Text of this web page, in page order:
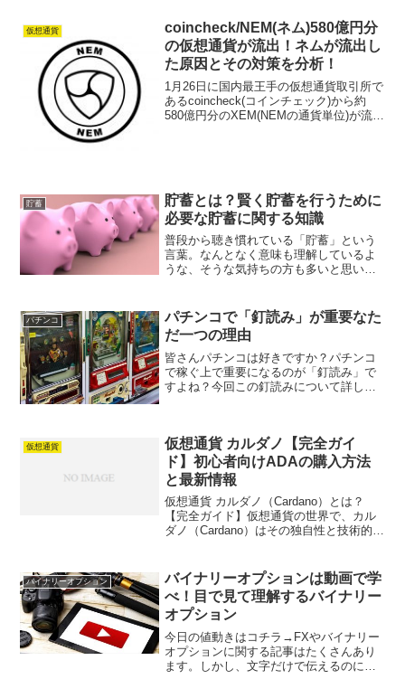
れば、まだまだトレンドは続いていくか
も、ここで反転する可能...
仮想通貨
coincheck/NEM(ネム)580億円分
の仮想通貨が流出！ネムが流出し
た原因とその対策を分析！
1月26日に国内最王手の仮想通貨取引所で
あるcoincheck(コインチェック)から約
580億円分のXEM(NEMの通貨単位)が流出
貯蓄
貯蓄とは？賢く貯蓄を行うために
必要な貯蓄に関する知識
普段から聴き慣れている「貯蓄」という
言葉。なんとなく意味も理解しているよ
うな、そうな気持ちの方も多いと思いま
回答をすることができる人はどれだけい
るでしょうか。同じ意味じ...
パチンコ
パチンコで「釘読み」が重要なた
だ一つの理由
皆さんパチンコは好きですか？パチンコ
で稼ぐ上で重要になるのが「釘読み」で
すよね？今回この釘読みについて詳しく
さい。パチンコで稼ぐ上で...
仮想通貨
仮想通貨 カルダノ【完全ガイ
ド】初心者向けADAの購入方法
と最新情報
仮想通貨 カルダノ（Cardano）とは？
【完全ガイド】仮想通貨の世界で、カル
ダノ（Cardano）はその独自性と技術的な
徴、ユースケース、投資のポイントまで
を詳しく解...
バイナリーオプション
バイナリーオプションは動画で学
べ！目で見て理解するバイナリー
オプション
今日の値動きはコチラ→FXやバイナリー
オプションに関する記事はたくさんあり
ます。しかし、文字だけで伝えるのには